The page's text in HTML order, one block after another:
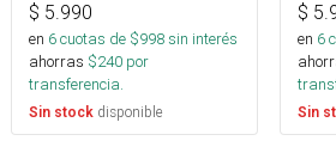
$ 5.990
en 6cuotas de $998sin interés
ahorras $240 por
transferencia.
Sin stock disponible
$
en 6
Sin